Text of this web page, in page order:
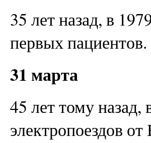
35 лет назад, в
первых пациентов.
31 марта
45 лет тому
электропоездов